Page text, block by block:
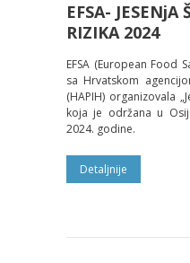
EFSA- JESENjA
RIZIKA 2024
EFSA (European Food
sa Hrvatskom
(HAPIH) organizovala
koja je održana u
2024. godine.
Detaljnije